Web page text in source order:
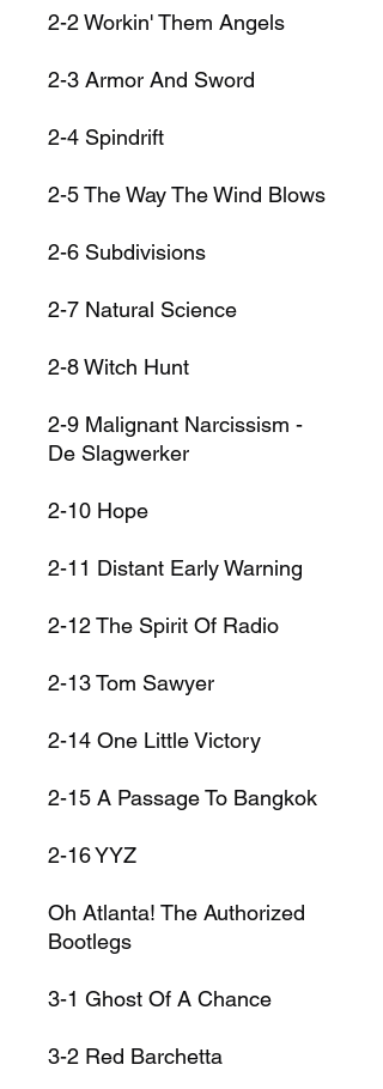
2-2 Workin' Them Angels
2-3 Armor And Sword
2-4 Spindrift
2-5The Way The Wind Blows
2-6 Subdivisions
2-7 Natural Science
2-8Witch Hunt
2-9 Malignant Narcissism -
De Slagwerker
2-10 Hope
2-11 Distant Early Warning
2-12 The Spirit Of Radio
2-13Tom Sawyer
2-14 One Little Victory
2-15 A Passage To Bangkok
2-16YYZ
Oh Atlanta! The Authorized
Bootlegs
3-1 Ghost Of A Chance
3-2 Red Barchetta